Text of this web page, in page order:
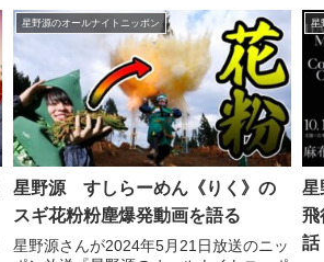
に
し
星野源のオールナイトニッポン
星野源 すしらーめん《りく》の
スギ花粉粉塵爆発動画を語る
星野源さんが2024年5月21日放送のニッ
星
飛
話